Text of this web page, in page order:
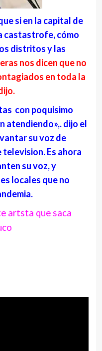
si en la capital de
castastrofe, cómo
distritos y las
nos dicen que no
en toda la
con poquisimo
atendiendo»,. dijo el
su voz de
Es ahora
su voz, y
locales que no
artsta que saca